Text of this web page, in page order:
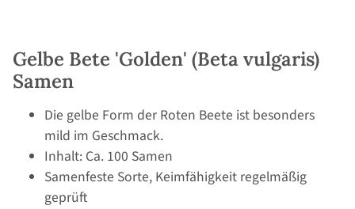
Gelbe Bete 'Golden' (Beta vulgaris)
Samen
Die gelbe Form der Roten Beete ist besonders
mild im Geschmack.
Inhalt: Ca. 100 Samen
Samenfeste Sorte, Keimfähigkeit regelmäßig
geprüft